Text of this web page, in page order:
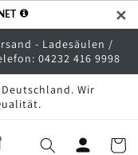
✕
- Ladesäulen /
04232 416 9998
Wir